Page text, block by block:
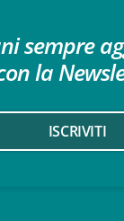
sempre
la
ISCRIVITI